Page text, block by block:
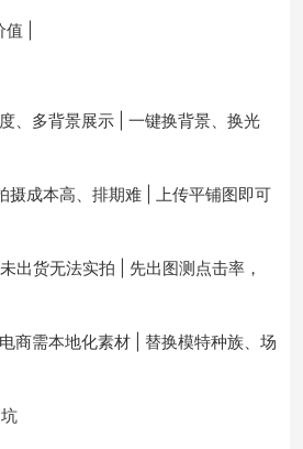
|
、多背景展示 | 一键换背景、换光
摄成本高、排期难 | 上传平铺图即可
出货无法实拍 | 先出图测点击率，
商需本地化素材 | 替换模特种族、场